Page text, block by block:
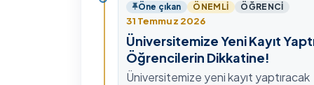
Öne çıkan ÖNEMLI ÖĞRENCI
31 Temmuz 2026
Üniversitemize Yeni Kayıt
Öğrencilerin Dikkatine!
Üniversitemize yeni kayıt yaptıracak